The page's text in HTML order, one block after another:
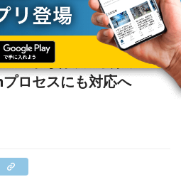
会社に出資を決定 - 12/16nmプロセスにも
半導体製造会社に出
ロセスにも対応へ